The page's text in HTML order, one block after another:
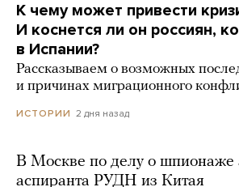
К чему может привести
И коснется ли он россиян,
в Испании?
Рассказываем о возможных
и причинах миграционного
ИСТОРИИ 2 дня назад
В Москве по делу о шпионаже
аспиранта РУДН из Китая